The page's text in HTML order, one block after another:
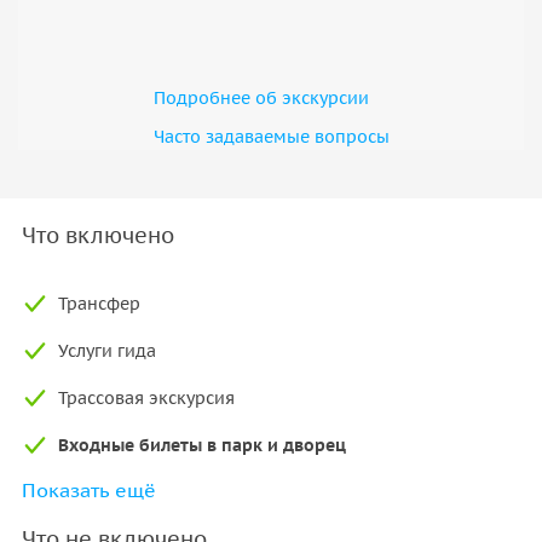
Подробнее об экскурсии
Часто задаваемые вопросы
Что включено
Трансфер
Услуги гида
Трассовая экскурсия
Входные билеты в парк и дворец
Экскурсия в Гатчинском дворце и в парке
Показать ещё